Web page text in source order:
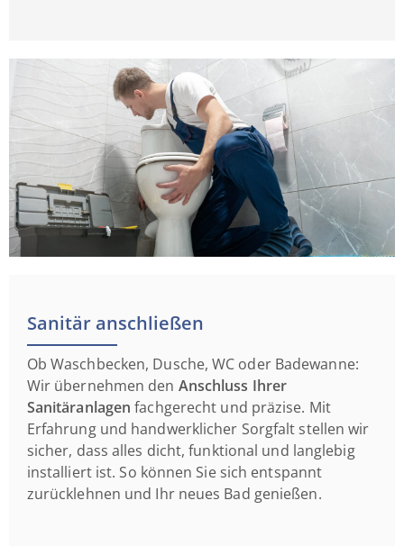
Sanitär anschließen
Ob Waschbecken, Dusche, WC oder Badewanne:
Wir übernehmen den Anschluss Ihrer
Sanitäranlagen fachgerecht und präzise. Mit
Erfahrung und handwerklicher Sorgfalt stellen wir
sicher, dass alles dicht, funktional und langlebig
installiert ist. So können Sie sich entspannt
zurücklehnen und Ihr neues Bad genießen.